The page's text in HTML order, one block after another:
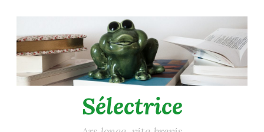
au
contenu
principal
Sélectrice